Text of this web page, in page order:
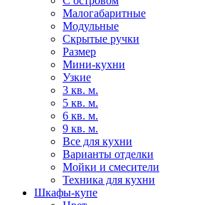
Малогабаритные
Модульные
Скрытые ручки
Размер
Мини-кухни
Узкие
3 кв. м.
5 кв. м.
6 кв. м.
9 кв. м.
Все для кухни
Варианты отделки
Мойки и смесители
Техника для кухни
Шкафы-купе